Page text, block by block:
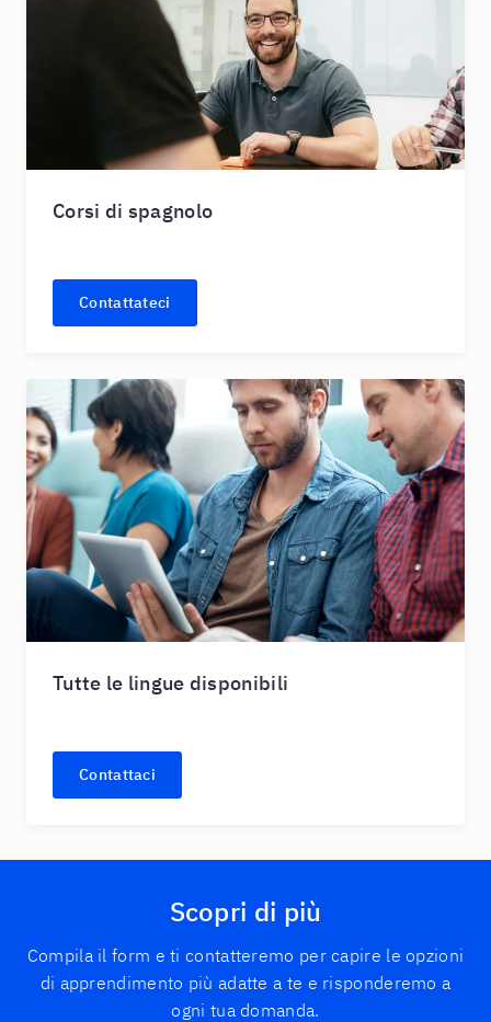
Corsi di spagnolo
Contattateci
Tutte le lingue disponibili
Contattaci
Scopri di più
Compila il form e ti contatteremo per capire le opzioni
di apprendimento più adatte a te e risponderemo a
ogni tua domanda.